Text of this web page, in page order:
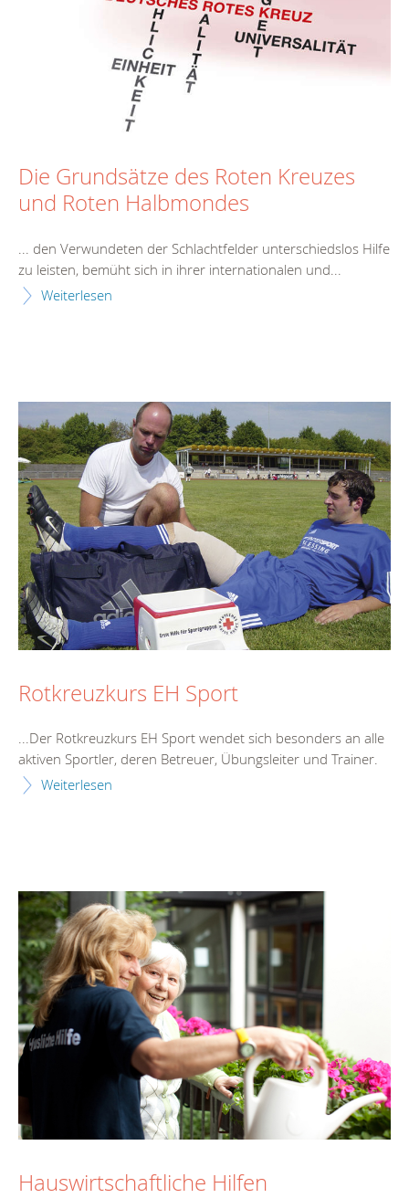
Die Grundsätze des Roten Kreuzes
und Roten Halbmondes
... den Verwundeten der Schlachtfelder unterschiedslos Hilfe
zu leisten, bemüht sich in ihrer internationalen und...
Weiterlesen
Rotkreuzkurs EH Sport
...Der Rotkreuzkurs EH Sport wendet sich besonders an alle
aktiven Sportler, deren Betreuer, Übungsleiter und Trainer.
Weiterlesen
Hauswirtschaftliche Hilfen